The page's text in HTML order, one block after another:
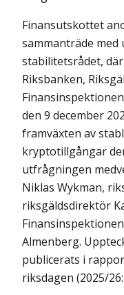
Finansutskottet
sammanträde med
stabilitetsrådet,
Riksbanken,
den 9 december
framväxten av
kryptotillgångar
utfrågningen
Niklas Wykman,
riksgäldsdirektör
Almenberg.
publicerats i
riksdagen (2025/